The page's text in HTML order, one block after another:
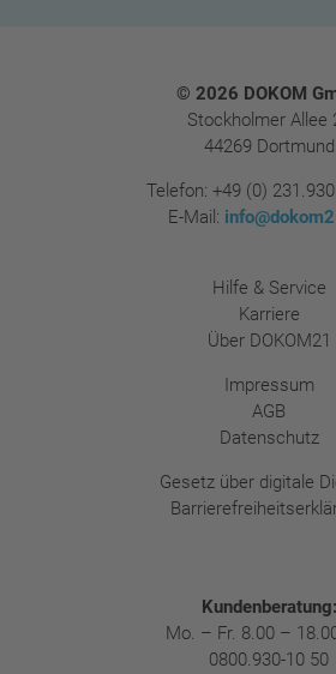
Footer
© 2026 DOKOM
Stockholmer Allee
44269 Dortmund
Telefon: +49 (0)
E-Mail:
Hilfe & Service
Karriere
Über DOKOM21
Impressum
AGB
Datenschutz
Gesetz über digitale
Kundenberatung:
Mo. – Fr. 8.00 –
0800.930-10 50